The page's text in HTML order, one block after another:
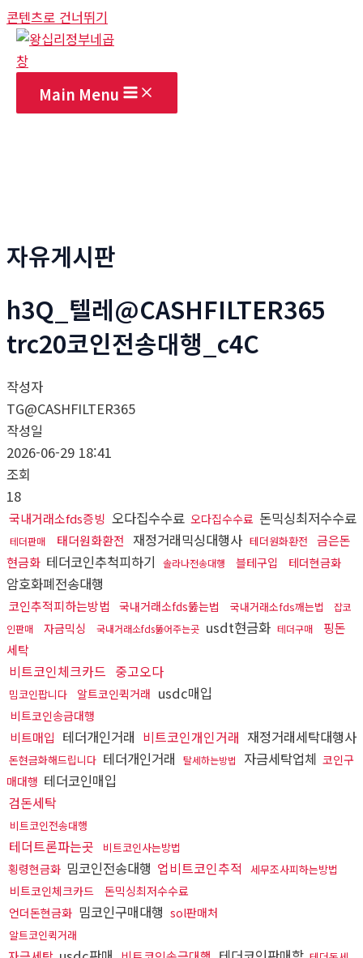
콘텐츠로 건너뛰기
Main Menu
자유게시판
h3Q_텔레@CASHFILTER365
trc20코인전송대행_c4C
작성자
TG@CASHFILTER365
작성일
2026-06-29 18:41
조회
18
국내거래소fds증빙 오다집수수료 오다집수수료 돈믹싱최저수수료
테더판매 태더원화환전 재정거래믹싱대행사 테더원화환전
금은돈
현금화 테더코인추척피하기 솔라나전송대행 블테구입 테더현금화
암호화폐전송대행
코인추적피하는방법 국내거래소fds뚫는법 국내거래소fds깨는법
잡코
인판매
자금믹싱 국내거래소fds뚫어주는곳 usdt현금화 테더구매
핑돈
세탁
비트코인체크카드 중고오다
밈코인팝니다 알트코인퀵거래 usdc매입
비트코인송금대행
비트매입 테더개인거래 비트코인개인거래 재정거래세탁대행사
돈현금화해드립니다 테더개인거래 탈세하는방법 자금세탁업체 코인구
매대행 테더코인매입
검돈세탁
비트코인전송대행
테더트론파는곳 비트코인사는방법
횡령현금화 밈코인전송대행 업비트코인추적 세무조사피하는방법
비트코인체크카드
돈믹싱최저수수료
언더돈현금화 밈코인구매대행 sol판매처
알트코인퀵거래